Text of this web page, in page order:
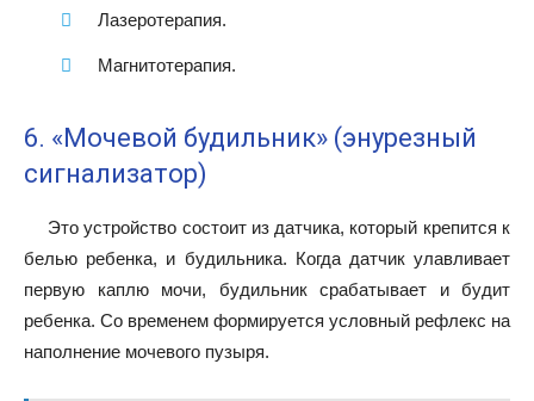
Лазеротерапия.
Магнитотерапия.
6. «Мочевой будильник» (энурезный
сигнализатор)
Это устройство состоит из датчика, который крепится к
белью ребенка, и будильника. Когда датчик улавливает
первую каплю мочи, будильник срабатывает и будит
ребенка. Со временем формируется условный рефлекс на
наполнение мочевого пузыря.